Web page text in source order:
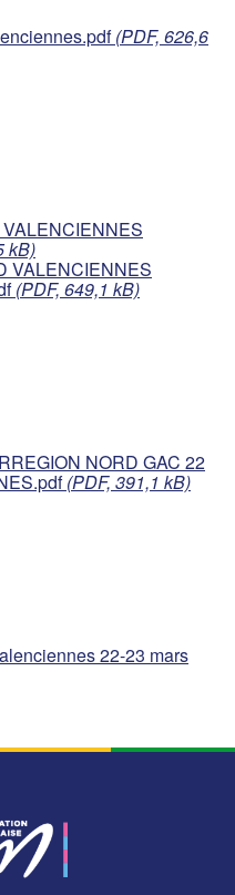
(PDF, 626,6
kB)
VALENCIENNES
(PDF, 649,1 kB)
NORD GAC 22
(PDF, 391,1 kB)
22-23 mars